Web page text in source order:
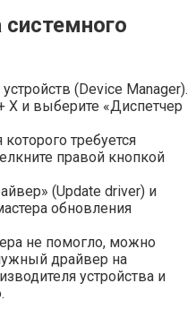
(Device Manager).
X и выберите «Диспетчер
требуется
правой кнопкой
(Update driver) и
обновления
не помогло, можно
драйвер на
устройства и